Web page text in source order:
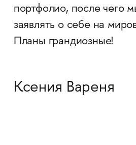
портфолио, после чего
заявлять о себе на
Планы грандиозные!
Ксения Вареня